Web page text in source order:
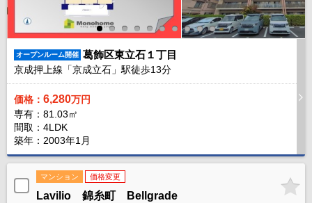
オープンルーム開催 葛飾区東立石１丁目
京成押上線「京成立石」駅徒歩13分
価格： 6,280万円
専有：81.03㎡
間取：4LDK
築年：2003年1月
マンション 価格変更
Lavilio 錦糸町 Bellgrade